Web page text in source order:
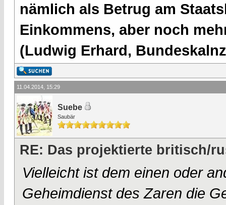
nämlich als Betrug am
Einkommens, aber noch
(Ludwig Erhard,
11.04.2014, 15:29
Suebe
Saubär
RE: Das projektierte britisch/
Vielleicht ist dem einen oder
Geheimdienst des Zaren die